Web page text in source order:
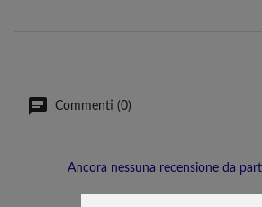
Commenti (0)
Ancora nessuna recensione da